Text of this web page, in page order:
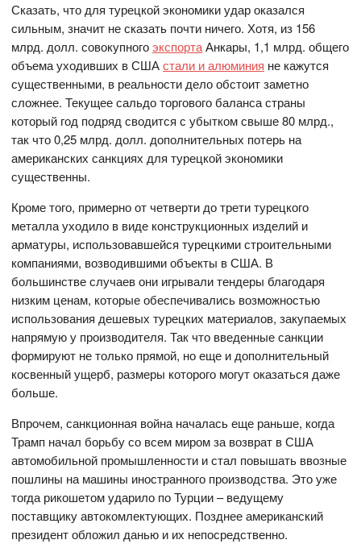
Сказать, что для турецкой экономики удар оказался
сильным, значит не сказать почти ничего. Хотя, из 156
млрд. долл. совокупногоэкспортаАнкары, 1,1 млрд. общего
объема уходивших в СШАстали и алюминия не кажутся
существенными, в реальности дело обстоит заметно
сложнее. Текущее сальдо торгового баланса страны
который год подряд сводится с убытком свыше 80 млрд.,
так что 0,25 млрд. долл. дополнительных потерь на
американских санкциях для турецкой экономики
существенны.
Кроме того, примерно от четверти до трети турецкого
металла уходило в виде конструкционных изделий и
арматуры, использовавшейся турецкими строительными
компаниями, возводившими объекты в США. В
большинстве случаев они игрывали тендеры благодаря
низким ценам, которые обеспечивались возможностью
использования дешевых турецких материалов, закупаемых
напрямую у производителя. Так что введенные санкции
формируют не только прямой, но еще и дополнительный
косвенный ущерб, размеры которого могут оказаться даже
больше.
Впрочем, санкционная война началась еще раньше, когда
Трамп начал борьбу со всем миром за возврат в США
автомобильной промышленности и стал повышать ввозные
пошлины на машины иностранного производства. Это уже
тогда рикошетом ударило по Турции – ведущему
поставщику автокомлектующих. Позднее американский
президент обложил данью и их непосредственно.